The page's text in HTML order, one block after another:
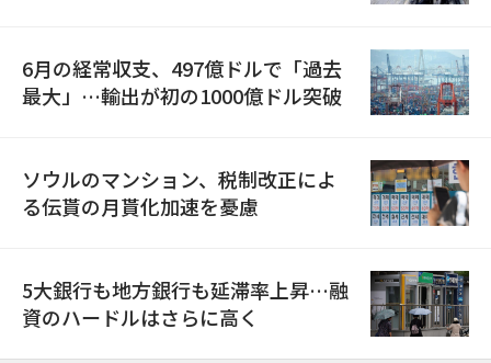
6月の経常収支、497億ドルで「過去
最大」…輸出が初の1000億ドル突破
ソウルのマンション、税制改正によ
る伝貰の月貰化加速を憂慮
5大銀行も地方銀行も延滞率上昇…融
資のハードルはさらに高く